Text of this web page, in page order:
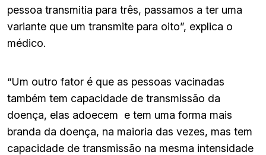
pessoa transmitia para três, passamos a ter uma
variante que um transmite para oito”, explica o
médico.
“Um outro fator é que as pessoas vacinadas
também tem capacidade de transmissão da
doença, elas adoecem e tem uma forma mais
branda da doença, na maioria das vezes, mas tem
capacidade de transmissão na mesma intensidade